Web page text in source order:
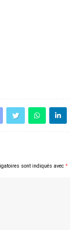
sont indiqués avec *